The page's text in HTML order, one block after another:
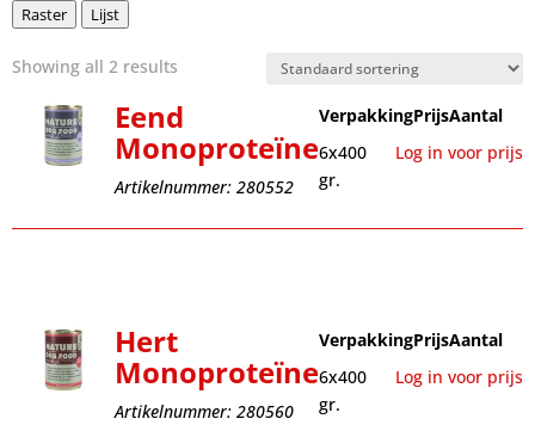
Raster Lijst
Showing all 2 results
Eend
Monoproteïne
Artikelnummer: 280552
VerpakkingPrijsAantal
6x400
gr.
Log in voor prijs
Hert
Monoproteïne
Artikelnummer: 280560
VerpakkingPrijsAantal
6x400
gr.
Log in voor prijs